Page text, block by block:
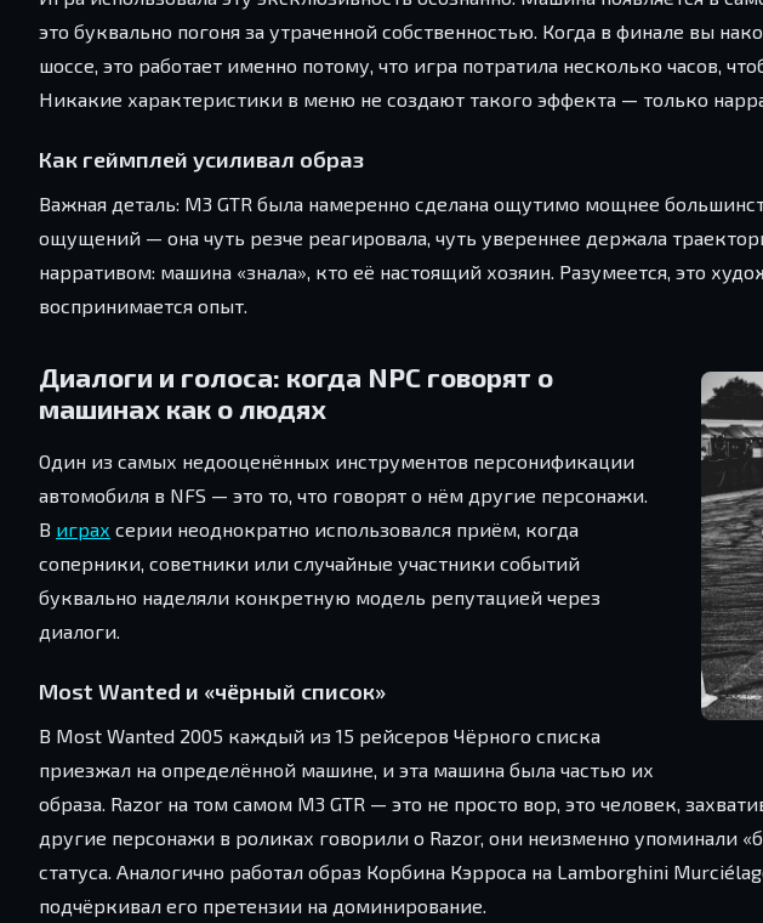
это буквально погоня за утраченной собственностью. Когда в финале вы
шоссе, это работает именно потому, что игра потратила несколько часов,
Никакие характеристики в меню не создают такого эффекта — только
Как геймплей усиливал образ
Важная деталь: M3 GTR была намеренно сделана ощутимо мощнее
ощущений — она чуть резче реагировала, чуть увереннее держала
нарративом: машина «знала», кто её настоящий хозяин. Разумеется, это
воспринимается опыт.
Диалоги и голоса: когда NPC говорят о
машинах как о людях
Один из самых недооценённых инструментов персонификации
автомобиля в NFS — это то, что говорят о нём другие персонажи.
В играх серии неоднократно использовался приём, когда
соперники, советники или случайные участники событий
буквально наделяли конкретную модель репутацией через
диалоги.
Most Wanted и «чёрный список»
В Most Wanted 2005 каждый из 15 рейсеров Чёрного списка
приезжал на определённой машине, и эта машина была частью их
образа. Razor на том самом M3 GTR — это не просто вор, это человек,
другие персонажи в роликах говорили о Razor, они неизменно упоминали
статуса. Аналогично работал образ Корбина Кэрроса на Lamborghini
подчёркивал его претензии на доминирование.